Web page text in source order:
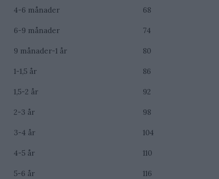
4-6 månader 68
6-9 månader 74
9 månader-1 år 80
1-1,5 år 86
1,5-2 år 92
2-3 år 98
3-4 år 104
4-5 år 110
5-6 år 116